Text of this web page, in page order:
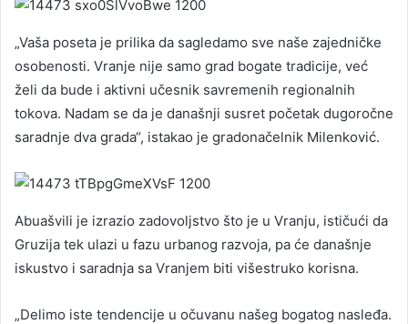
„Vaša poseta je prilika da sagledamo sve naše zajedničke
osobenosti. Vranje nije samo grad bogate tradicije, već
želi da bude i aktivni učesnik savremenih regionalnih
tokova. Nadam se da je današnji susret početak dugoročne
saradnje dva grada“, istakao je gradonačelnik Milenković.
Abuašvili je izrazio zadovoljstvo što je u Vranju, ističući da
Gruzija tek ulazi u fazu urbanog razvoja, pa će današnje
iskustvo i saradnja sa Vranjem biti višestruko korisna.
„Delimo iste tendencije u očuvanu našeg bogatog nasleđa.